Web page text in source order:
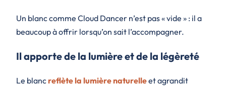
Un blanc comme Cloud Dancer n’est pas « vide » : il a
beaucoup à offrir lorsqu’on sait l’accompagner.
Il apporte de la lumière et de la légèreté
Le blancreflète la lumière naturelleet agrandit